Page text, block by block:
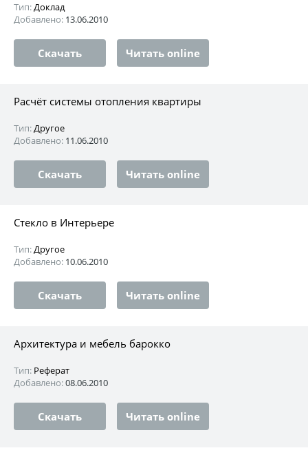
Тип:Доклад
Добавлено: 13.06.2010
Скачать Читать online
Расчёт системы отопления квартиры
Тип:Другое
Добавлено: 11.06.2010
Скачать Читать online
Стекло в Интерьере
Тип:Другое
Добавлено: 10.06.2010
Скачать Читать online
Архитектура и мебель барокко
Тип: Реферат
Добавлено:08.06.2010
Скачать Читать online